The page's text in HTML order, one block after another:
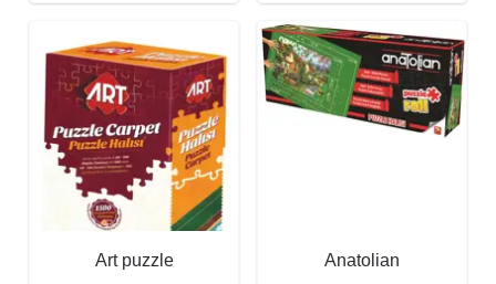
Art puzzle
Anatolian